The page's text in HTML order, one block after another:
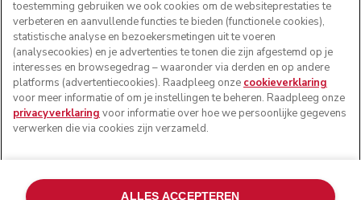
© KitchenAid 2026 - Alle rechten voorbehouden.
toestemming gebruiken we ook cookies om de websiteprestaties te
verbeteren en aanvullende functies te bieden (functionele cookies),
statistische analyse en bezoekersmetingen uit te voeren
(analysecookies) en je advertenties te tonen die zijn afgestemd op je
interesses en browsegedrag – waaronder via derden en op andere
platforms (advertentiecookies). Raadpleeg onze cookieverklaring
voor meer informatie of om je instellingen te beheren. Raadpleeg onze
privacyverklaring voor informatie over hoe we persoonlijke gegevens
verwerken die via cookies zijn verzameld.
ALLES ACCEPTEREN